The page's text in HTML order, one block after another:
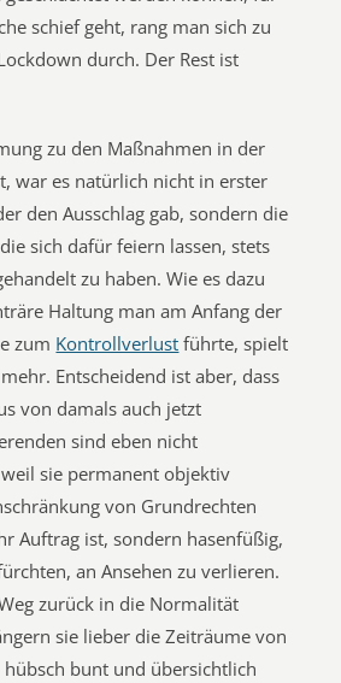
schief geht, rang man sich zu
durch. Der Rest ist
zu den Maßnahmen in der
war es natürlich nicht in erster
den Ausschlag gab, sondern die
sich dafür feiern lassen, stets
zu haben. Wie es dazu
Haltung man am Anfang der
zum Kontrollverlust führte, spielt
Entscheidend ist aber, dass
von damals auch jetzt
sind eben nicht
sie permanent objektiv
von Grundrechten
Auftrag ist, sondern hasenfüßig,
an Ansehen zu verlieren.
zurück in die Normalität
sie lieber die Zeiträume von
bunt und übersichtlich